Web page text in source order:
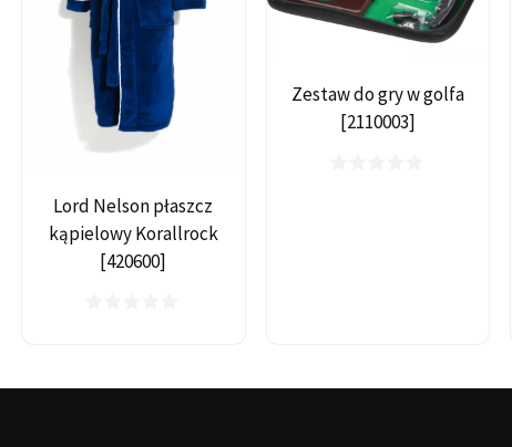
Lord Nelson płaszcz
kąpielowy Korallrock
[420600]
Zestaw do gry w golfa
[2110003]